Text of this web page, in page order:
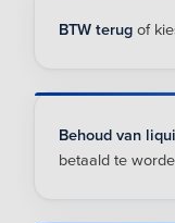
BTW terugof
Behoud van
betaald te